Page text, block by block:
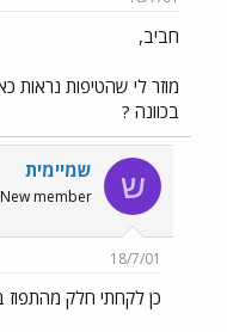
חביב,
מוזר לי שהטיפות נראות
בכוונה ?
ש שמיימית
New member
18/7/01
כן לקחתי חלק מהתפוז